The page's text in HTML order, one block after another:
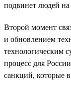
подвинет людей на
Второй момент
и обновлением
технологическим
процесс для
санкций, которые